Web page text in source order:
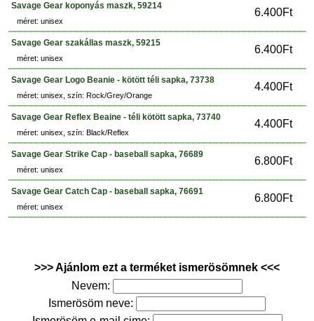
Savage Gear koponyás maszk, 59214
6.400Ft
méret: unisex
Savage Gear szakállas maszk, 59215
6.400Ft
méret: unisex
Savage Gear Logo Beanie - kötött téli sapka, 73738
4.400Ft
méret: unisex, szín: Rock/Grey/Orange
Savage Gear Reflex Beaine - téli kötött sapka, 73740
4.400Ft
méret: unisex, szín: Black/Reflex
Savage Gear Strike Cap - baseball sapka, 76689
6.800Ft
méret: unisex
Savage Gear Catch Cap - baseball sapka, 76691
6.800Ft
méret: unisex
>>> Ajánlom ezt a terméket ismerösömnek <<<
Nevem:
Ismerösöm neve: